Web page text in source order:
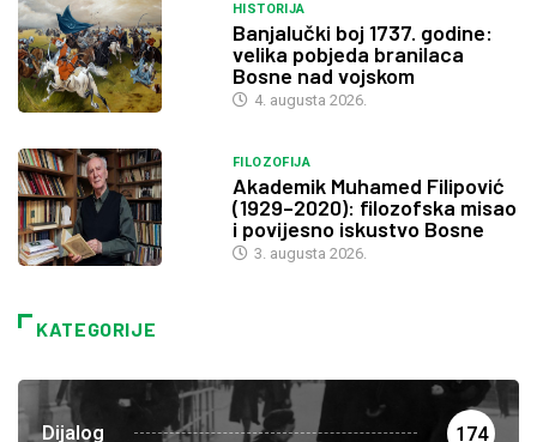
HISTORIJA
Banjalučki boj 1737. godine:
velika pobjeda branilaca
Bosne nad vojskom
4. augusta 2026.
FILOZOFIJA
Akademik Muhamed Filipović
(1929–2020): filozofska misao
i povijesno iskustvo Bosne
3. augusta 2026.
KATEGORIJE
Dijalog 174